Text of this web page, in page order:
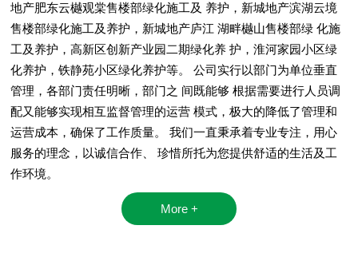
地产肥东云樾观棠售楼部绿化施工及 养护，新城地产滨湖云境
售楼部绿化施工及养护，新城地产庐江 湖畔樾山售楼部绿 化施
工及养护，高新区创新产业园二期绿化养 护，淮河家园小区绿
化养护，铁静苑小区绿化养护等。 公司实行以部门为单位垂直
管理，各部门责任明晰，部门之 间既能够 根据需要进行人员调
配又能够实现相互监督管理的运营 模式，极大的降低了管理和
运营成本，确保了工作质量。 我们一直秉承着专业专注，用心
服务的理念，以诚信合作、 珍惜所托为您提供舒适的生活及工
作环境。
More +